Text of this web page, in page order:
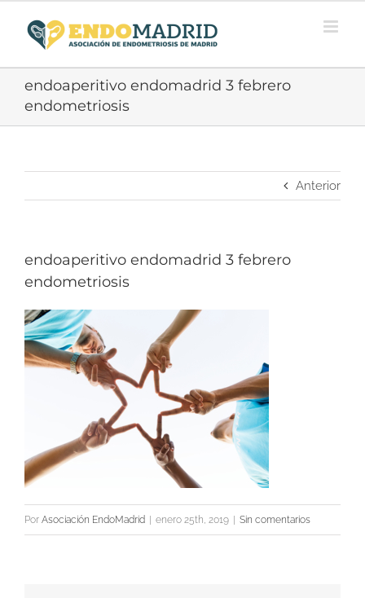
contenido
endoaperitivo endomadrid 3 febrero
endometriosis
Anterior
endoaperitivo endomadrid 3 febrero
endometriosis
Por Asociación EndoMadrid | enero 25th, 2019 | Sin comentarios